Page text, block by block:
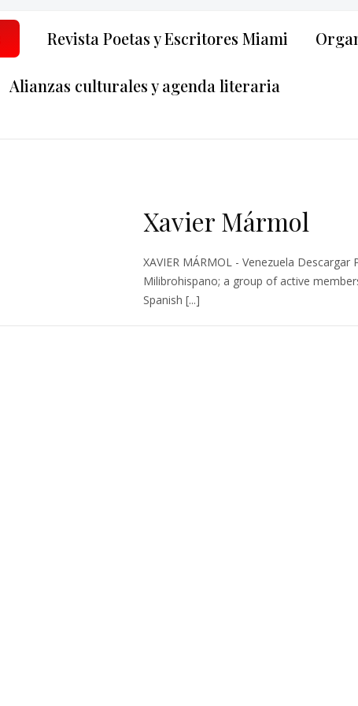
Revista Poetas y Escritores Miami
Alianzas culturales y agenda literaria
Xavier Mármol
XAVIER MÁRMOL - Venezuela
Milibrohispano; a group of active
Spanish [...]